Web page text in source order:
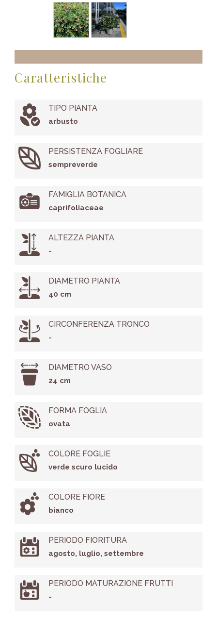
Caratteristiche
TIPO PIANTA
arbusto
PERSISTENZA FOGLIARE
sempreverde
FAMIGLIA BOTANICA
caprifoliaceae
ALTEZZA PIANTA
-
DIAMETRO PIANTA
40 cm
CIRCONFERENZA TRONCO
-
DIAMETRO VASO
24 cm
FORMA FOGLIA
ovata
COLORE FOGLIE
verde scuro lucido
COLORE FIORE
bianco
PERIODO FIORITURA
agosto, luglio, settembre
PERIODO MATURAZIONE FRUTTI
-